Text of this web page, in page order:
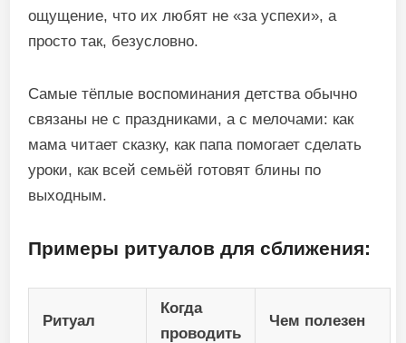
ощущение, что их любят не «за успехи», а
просто так, безусловно.
Самые тёплые воспоминания детства обычно
связаны не с праздниками, а с мелочами: как
мама читает сказку, как папа помогает сделать
уроки, как всей семьёй готовят блины по
выходным.
Примеры ритуалов для сближения:
Ритуал
Когда
проводить
Чем полезен